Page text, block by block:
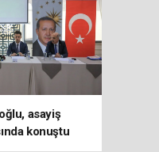
asayiş
konuştu